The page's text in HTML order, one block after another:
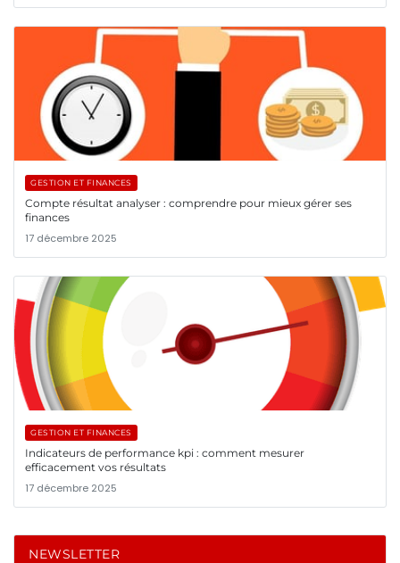
GESTION ET FINANCES
Compte résultat analyser : comprendre pour mieux gérer ses
finances
17 décembre 2025
GESTION ET FINANCES
Indicateurs de performance kpi : comment mesurer
efficacement vos résultats
17 décembre 2025
NEWSLETTER